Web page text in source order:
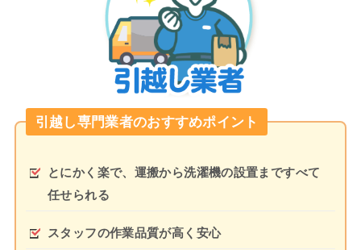
引越し専門業者のおすすめポイント
とにかく楽で、運搬から洗濯機の設置まですべて
任せられる
スタッフの作業品質が高く安心